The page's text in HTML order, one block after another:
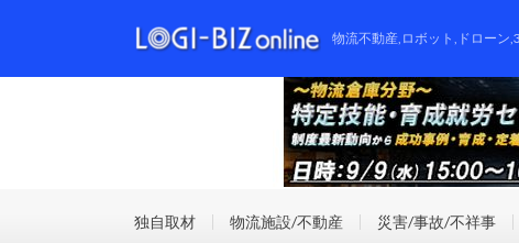
物流不動産,ロボット,ドローン
独自取材 物流施設/不動産 災害/事故/不祥事